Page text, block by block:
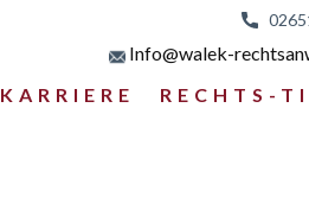
KARRIERE RECHTS-
Info@walek-